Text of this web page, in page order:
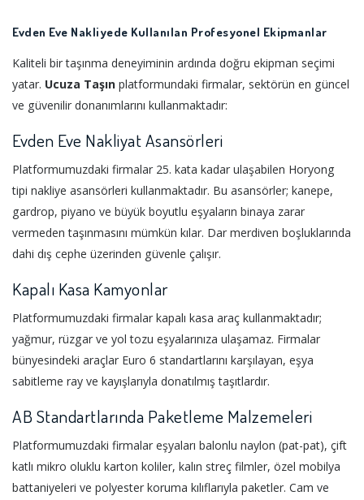
Evden Eve Nakliyede Kullanılan Profesyonel Ekipmanlar
Kaliteli bir taşınma deneyiminin ardında doğru ekipman seçimi
yatar. Ucuza Taşın platformundaki firmalar, sektörün en güncel
ve güvenilir donanımlarını kullanmaktadır:
Evden Eve Nakliyat Asansörleri
Platformumuzdaki firmalar 25. kata kadar ulaşabilen Horyong
tipi nakliye asansörleri kullanmaktadır. Bu asansörler; kanepe,
gardrop, piyano ve büyük boyutlu eşyaların binaya zarar
vermeden taşınmasını mümkün kılar. Dar merdiven boşluklarında
dahi dış cephe üzerinden güvenle çalışır.
Kapalı Kasa Kamyonlar
Platformumuzdaki firmalar kapalı kasa araç kullanmaktadır;
yağmur, rüzgar ve yol tozu eşyalarınıza ulaşamaz. Firmalar
bünyesindeki araçlar Euro 6 standartlarını karşılayan, eşya
sabitleme ray ve kayışlarıyla donatılmış taşıtlardır.
AB Standartlarında Paketleme Malzemeleri
Platformumuzdaki firmalar eşyaları balonlu naylon (pat-pat), çift
katlı mikro oluklu karton koliler, kalın streç filmler, özel mobilya
battaniyeleri ve polyester koruma kılıflarıyla paketler. Cam ve